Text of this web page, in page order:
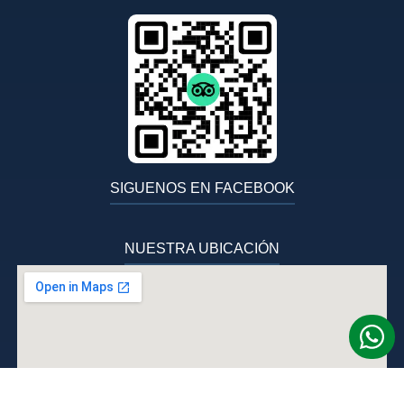
SIGUENOS EN FACEBOOK
NUESTRA UBICACIÓN